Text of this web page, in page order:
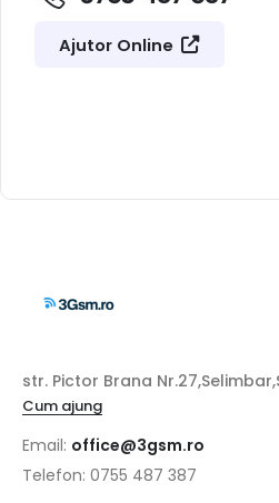
Ajutor Online
str. Pictor Brana
Cum ajung
Email: office@3gsm.ro
Telefon: 0755 487 387